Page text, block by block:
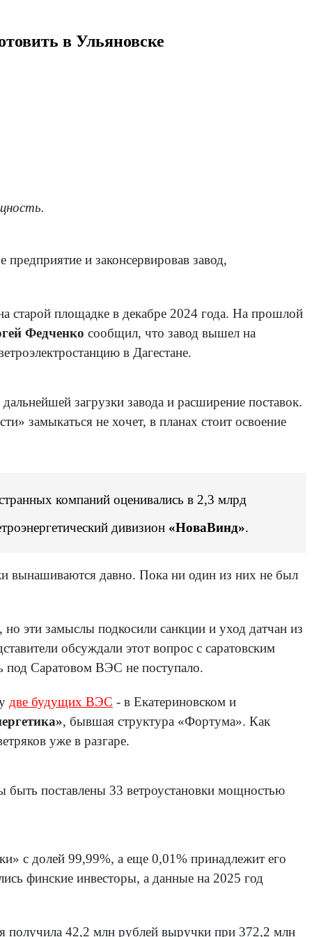
в Ульяновске
и законсервировав завод,
старой площадке в декабре 2024 года. На прошлой
Федченко сообщил, что завод вышел на
в Дагестане.
загрузки завода и расширение поставок.
замыкаться не хочет, в планах стоит освоение
компаний оценивались в 2,3 млрд
дивизион «НоваВинд».
вынашиваются давно. Пока ни один из них не был
эти замыслы подкосили санкции и уход датчан из
обсуждали этот вопрос с саратовским
под Саратовом ВЭС не поступало.
две будущих ВЭС - в Екатериновском и
, бывшая структура «Фортума». Как
уже в разгаре.
поставлены 33 ветроустановки мощностью
с долей 99,99%, а еще 0,01% принадлежит его
финские инвесторы, а данные на 2025 год
получила 42,2 млн рублей выручки при 372,2 млн